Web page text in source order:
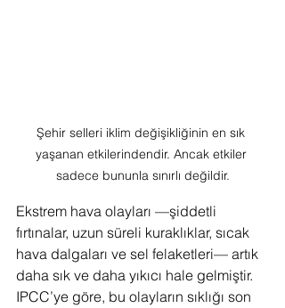
Şehir selleri iklim değişikliğinin en sık
yaşanan etkilerindendir. Ancak etkiler
sadece bununla sınırlı değildir.
Ekstrem hava olayları —şiddetli
fırtınalar, uzun süreli kuraklıklar, sıcak
hava dalgaları ve sel felaketleri— artık
daha sık ve daha yıkıcı hale gelmiştir.
IPCC’ye göre, bu olayların sıklığı son